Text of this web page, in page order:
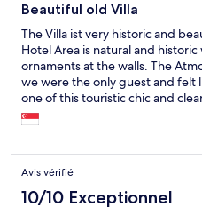
Beautiful old Villa
The Villa ist very historic and
Hotel Area is natural and
ornaments at the walls. The
we were the only guest and felt
one of this touristic chic and
that, it is really authentic!
Avis vérifié
10/10 Exceptionnel